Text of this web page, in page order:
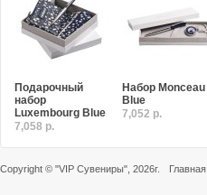
Подарочный
набор
Luxembourg Blue
7,058 р.
Набор Monceau
Blue
7,052 р.
Copyright © "VIP Сувениры" , 2026г. Главная